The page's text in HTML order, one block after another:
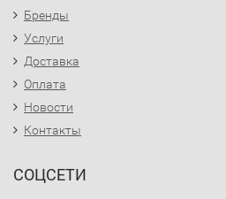
Бренды
Услуги
Доставка
Оплата
Новости
Контакты
СОЦСЕТИ